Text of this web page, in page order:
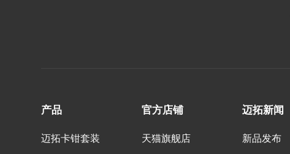
产品
迈拓卡钳套装
官方店铺
天猫旗舰店
迈拓新闻
新品发布